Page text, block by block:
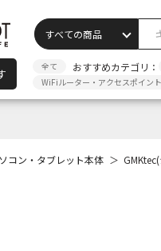
全て おすすめカテゴリ：
WiFiルーター・アクセスポイン
コン・タブレット本体